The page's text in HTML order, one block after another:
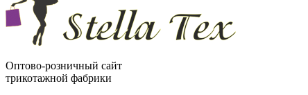
Оптово-розничный сайт
трикотажной фабрики